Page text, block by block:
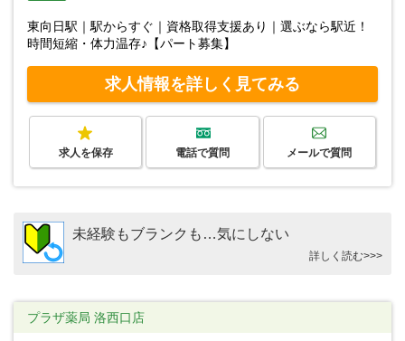
東向日駅｜駅からすぐ｜資格取得支援あり｜選ぶなら駅近！
時間短縮・体力温存♪【パート募集】
求人情報を詳しく見てみる
求人を保存 電話で質問 メールで質問
未経験もブランクも…気にしない
詳しく読む>>>
プラザ薬局 洛西口店